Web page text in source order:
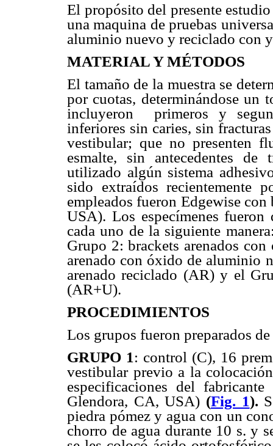
El propósito del presente
una maquina de pruebas
aluminio nuevo y reciclado con
MATERIAL Y MÉTODOS
El tamaño de la muestra se
por cuotas, determinándose un
incluyeron
primeros y
inferiores sin caries, sin
vestibular; que no presenten
esmalte, sin antecedentes de
utilizado algún sistema
sido extraídos recientemente
empleados fueron Edgewise
USA). Los especímenes
cada uno de la siguiente
Grupo 2: brackets arenados
arenado con óxido de aluminio
arenado reciclado (AR) y el
(AR+U).
PROCEDIMIENTOS
Los grupos fueron preparados
GRUPO 1: control (C), 16
vestibular previo a la
especificaciones del
Glendora, CA, USA) (Fig. 1).
piedra pómez y agua con un
chorro de agua durante 10 s. y